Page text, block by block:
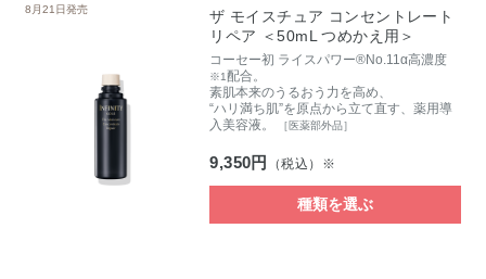
8月21日発売
ザ モイスチュア コンセントレート
リペア ＜50mL つめかえ用＞
コーセー初 ライスパワー®No.11α高濃度
※1配合。
素肌本来のうるおう力を高め、
“ハリ満ち肌”を原点から立て直す、薬用導
入美容液。
［医薬部外品］
9,350円 （税込）※
種類を選ぶ